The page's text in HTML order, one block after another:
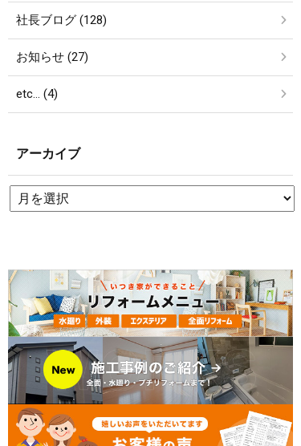
社長ブログ (128)
お知らせ (27)
etc… (4)
アーカイブ